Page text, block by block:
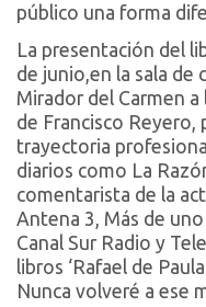
público una forma
La presentación del
de junio,en la sala de
Mirador del Carmen a
de Francisco Reyero,
trayectoria
diarios como La
comentarista de la
Antena 3, Más de
Canal Sur Radio y
libros ‘Rafael de
Nunca volveré a ese